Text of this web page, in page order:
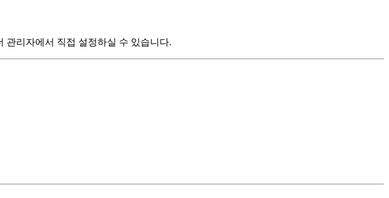
관리자에서 직접 설정하실 수 있습니다.